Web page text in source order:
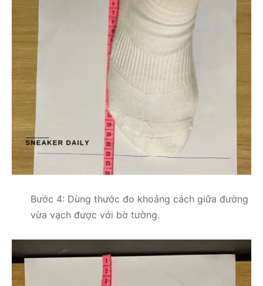
Bước 4: Dùng thước đo khoảng cách giữa đường
vừa vạch được với bờ tường.